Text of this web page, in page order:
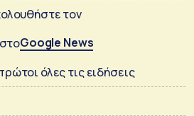
τον
στοGoogle News
όλες τις ειδήσεις